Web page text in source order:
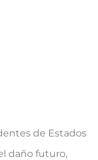
de Estados
daño futuro,